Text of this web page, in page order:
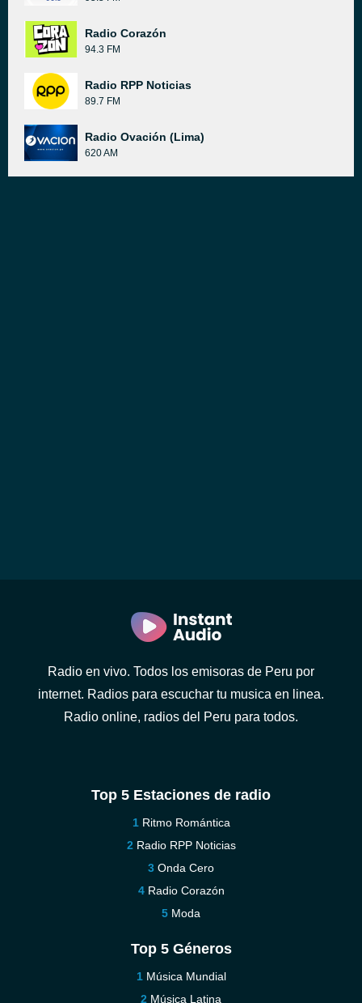
Radio Corazón
94.3 FM
Radio RPP Noticias
89.7 FM
Radio Ovación (Lima)
620 AM
Radio en vivo. Todos los emisoras de Peru por
internet. Radios para escuchar tu musica en linea.
Radio online, radios del Peru para todos.
Top 5 Estaciones de radio
Ritmo Romántica
Radio RPP Noticias
Onda Cero
Radio Corazón
Moda
Top 5 Géneros
Música Mundial
Música Latina